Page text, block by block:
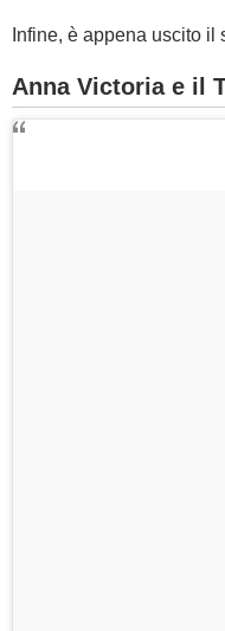
Infine, è appena uscito il
Anna Victoria e il